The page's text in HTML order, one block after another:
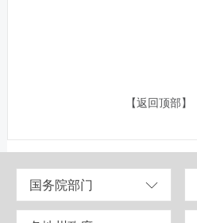
【返回顶部】
国务院部门